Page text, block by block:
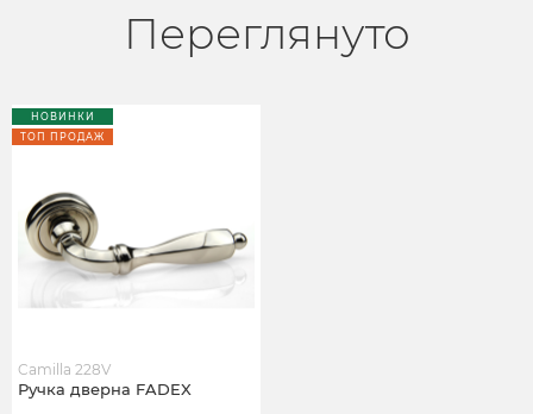
Переглянуто
НОВИНКИ
ТОП ПРОДАЖ
Ручка дверна FADEX
Camilla 228V